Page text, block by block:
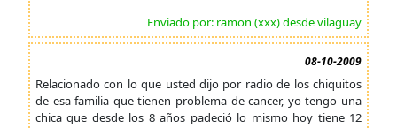
Enviado por: ramon (xxx) desde vilaguay
08-10-2009
Relacionado con lo que usted dijo por radio de los chiquitos
de esa familia que tienen problema de cancer, yo tengo una
chica que desde los 8 años padeció lo mismo hoy tiene 12